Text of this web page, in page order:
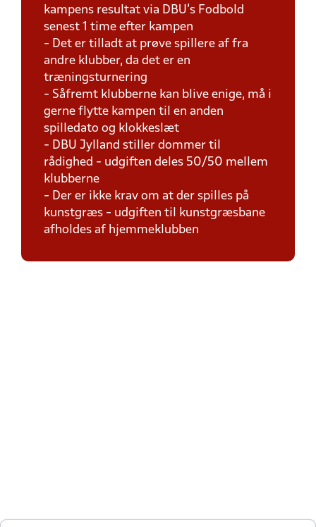
kampens resultat via DBU's Fodbold
senest 1 time efter kampen
- Det er tilladt at prøve spillere af fra
andre klubber, da det er en
træningsturnering
- Såfremt klubberne kan blive enige, må i
gerne flytte kampen til en anden
spilledato og klokkeslæt
- DBU Jylland stiller dommer til
rådighed - udgiften deles 50/50 mellem
klubberne
- Der er ikke krav om at der spilles på
kunstgræs - udgiften til kunstgræsbane
afholdes af hjemmeklubben